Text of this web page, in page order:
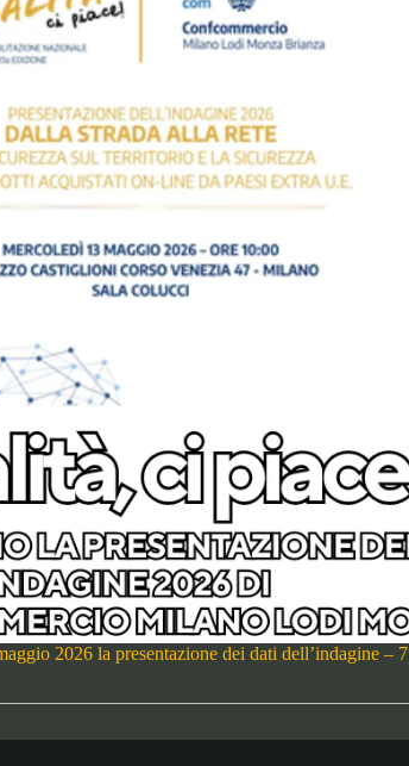
2026 la presentazione dei dati dell’indagine – 7